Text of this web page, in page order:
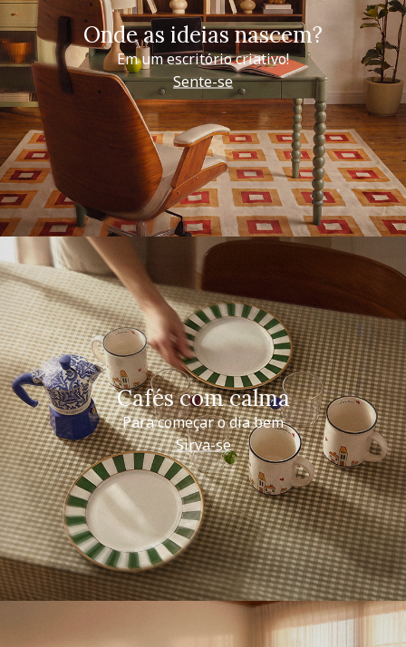
Onde as ideias nascem?
Em um escritório criativo!
Sente-se
Cafés com calma
Para começar o dia bem
Sirva-se